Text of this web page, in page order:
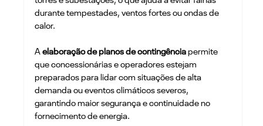
durante tempestades, ventos fortes ou ondas de
calor.
A elaboração de planos de contingência permite
que concessionárias e operadores estejam
preparados para lidar com situações de alta
demanda ou eventos climáticos severos,
garantindo maior segurança e continuidade no
fornecimento de energia.